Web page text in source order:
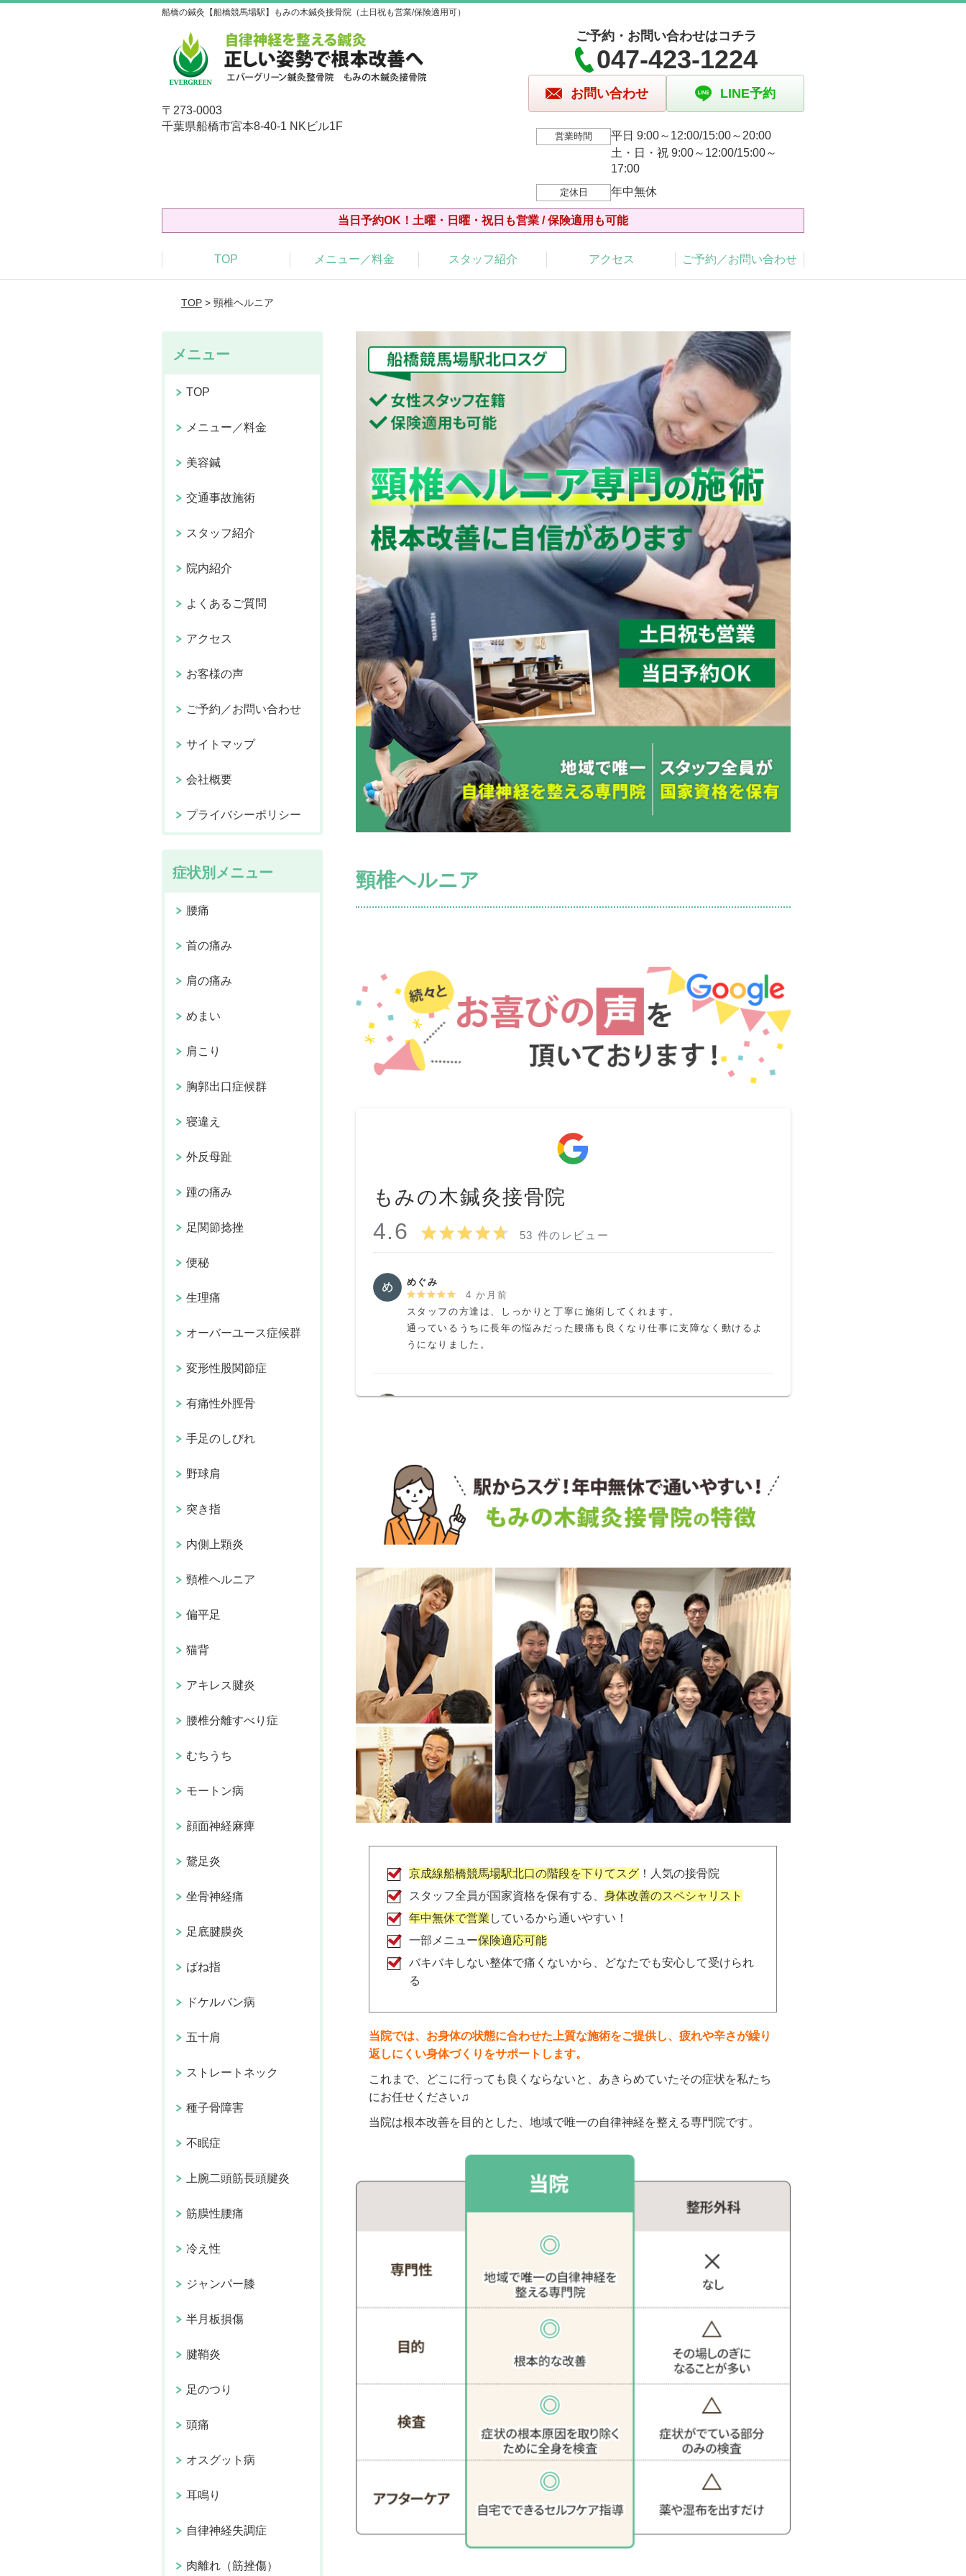
船橋の鍼灸【船橋競馬場駅】もみの木鍼灸接骨院（土日祝も営業/保険適用可）
〒273-0003
千葉県船橋市宮本8-40-1 NKビル1F
ご予約・お問い合わせはコチラ
047-423-1224
お問い合わせ LINE予約
営業時間
平日 9:00～12:00/15:00～20:00
土・日・祝 9:00～12:00/15:00～
17:00
定休日 年中無休
当日予約OK！土曜・日曜・祝日も営業 / 保険適用も可能
TOP メニュー／料金 スタッフ紹介 アクセス ご予約／お問い合わせ
TOP> 頸椎ヘルニア
頸椎ヘルニア
もみの木鍼灸接骨院
4.6 53 件のレビュー
めぐみ
4 か月前
スタッフの方達は、しっかりと丁寧に施術してくれます。
通っているうちに長年の悩みだった腰痛も良くなり仕事に支障なく動けるよ
うになりました。
イチでした。
ペンション田代
フレンドリーな雰囲気でいつも混んでいる
笑い声が聞こえる
samai pateno
2 か月前
店内の音楽が、やたらうるさい。
もっとリラックス出来る音楽にして欲しい。
また、しつこく保険外診療を勧められて、
通いたく無くなりました！
さっちー
2 年前
ここ最近は、毎週、通わせて頂いてます。
いますが、その上、パーキングあり。
LINEでのやり取りもできるので、仕事中、電話できなくても、隠れてコソコ
ソ、LINEで予約などさせて頂いてます。
診療時間も、仕事の後に伺えて、大変、頼りになります。
いつもありがとうございます。
京成線船橋競馬場駅北口の階段を下りてスグ！人気の接骨院
スタッフ全員が国家資格を保有する、 身体改善のスペシャリスト
年中無休で営業 しているから通いやすい！
一部メニュー保険適応可能
バキバキしない整体で痛くないから、どなたでも安心して受けられ
る
当院では、お身体の状態に合わせた上質な施術をご提供し、疲れや辛さが繰り
返しにくい身体づくりをサポートします。
これまで、どこに行っても良くならないと、あきらめていたその症状を私たち
にお任せください♫
当院は根本改善を目的とした、地域で唯一の自律神経を整える専門院です。
メニュー
TOP
メニュー／料金
美容鍼
交通事故施術
スタッフ紹介
院内紹介
よくあるご質問
アクセス
お客様の声
ご予約／お問い合わせ
サイトマップ
会社概要
プライバシーポリシー
症状別メニュー
腰痛
首の痛み
肩の痛み
めまい
肩こり
胸郭出口症候群
寝違え
外反母趾
踵の痛み
足関節捻挫
便秘
生理痛
オーバーユース症候群
変形性股関節症
有痛性外脛骨
手足のしびれ
野球肩
突き指
内側上顆炎
頸椎ヘルニア
偏平足
猫背
アキレス腱炎
腰椎分離すべり症
むちうち
モートン病
顔面神経麻痺
鵞足炎
坐骨神経痛
足底腱膜炎
ばね指
ドケルバン病
五十肩
ストレートネック
種子骨障害
不眠症
上腕二頭筋長頭腱炎
筋膜性腰痛
冷え性
ジャンパー膝
半月板損傷
腱鞘炎
足のつり
頭痛
オスグット病
耳鳴り
自律神経失調症
肉離れ（筋挫傷）